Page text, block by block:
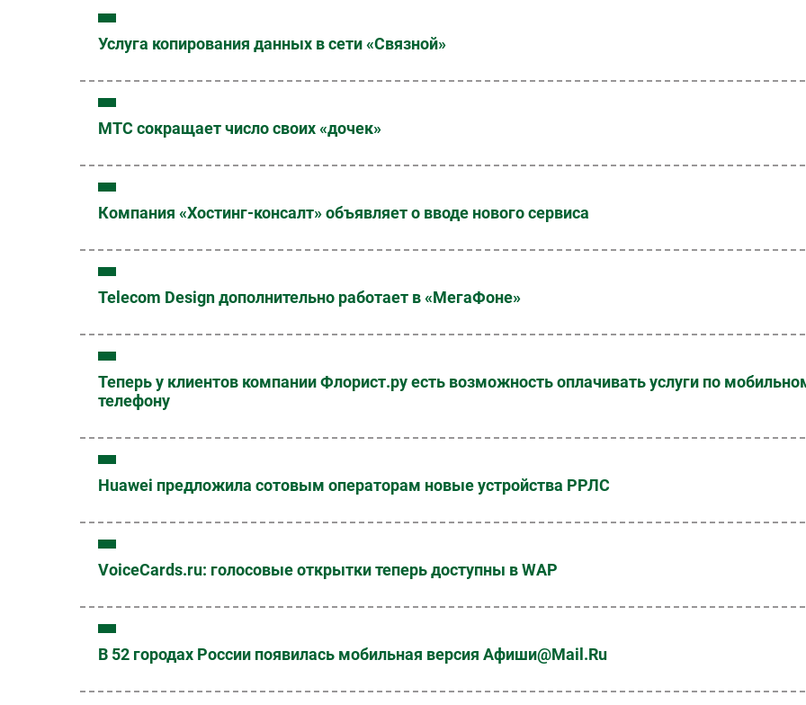
Услуга копирования данных в сети «Связной»
МТС сокращает число своих «дочек»
Компания «Хостинг-консалт» объявляет о вводе нового сервиса
Telecom Design дополнительно работает в «МегаФоне»
Теперь у клиентов компании Флорист.ру есть возможность оплачивать услуги по
телефону
Huawei предложила сотовым операторам новые устройства РРЛС
VoiceCards.ru: голосовые открытки теперь доступны в WAP
В 52 городах России появилась мобильная версия Афиши@Mail.Ru